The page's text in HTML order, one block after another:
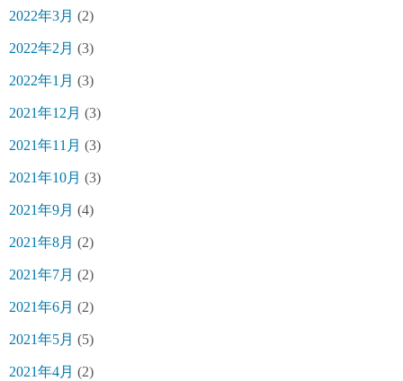
2022年3月 (2)
2022年2月 (3)
2022年1月 (3)
2021年12月 (3)
2021年11月 (3)
2021年10月 (3)
2021年9月 (4)
2021年8月 (2)
2021年7月 (2)
2021年6月 (2)
2021年5月 (5)
2021年4月 (2)